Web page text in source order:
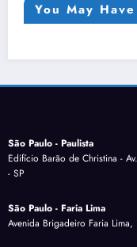
You May
São Paulo - Paulista
Edifício Barão de Christina -
- SP
São Paulo - Faria Lima
Avenida Brigadeiro Faria Lima,